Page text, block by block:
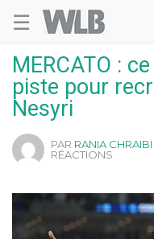
☰
MERCATO :
piste pour
Nesyri
PAR RANIA CHRAIBI
RÉACTIONS